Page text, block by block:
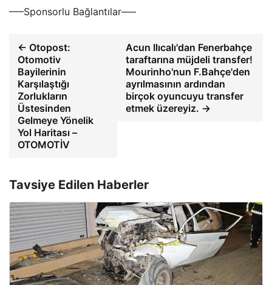
—–Sponsorlu Bağlantılar—–
← Otopost:
Otomotiv
Bayilerinin
Karşılaştığı
Zorlukların
Üstesinden
Gelmeye Yönelik
Yol Haritası –
OTOMOTİV
Acun Ilıcalı'dan Fenerbahçe
taraftarına müjdeli transfer!
Mourinho'nun F.Bahçe'den
ayrılmasının ardından
birçok oyuncuyu transfer
etmek üzereyiz. →
Tavsiye Edilen Haberler